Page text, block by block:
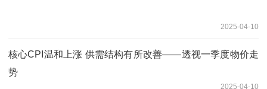
2025-04-10
核心CPI温和上涨 供需结构有所改善——透视一季度物价走
势
2025-04-10